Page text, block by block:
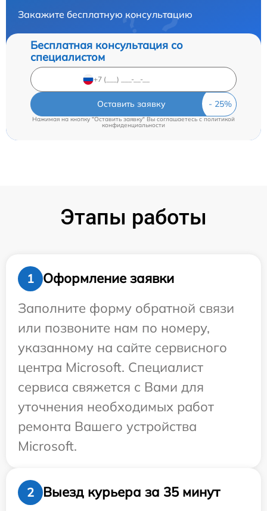
Закажите бесплатную консультацию
Бесплатная консультация со
специалистом
Оставить заявку
Нажимая на кнопку "Оставить заявку" Вы соглашаетесь cполитикой
конфиденциальности
Этапы работы
1
Оформление заявки
Заполните форму обратной связи
или позвоните нам по номеру,
указанному на сайте сервисного
центра Microsoft. Специалист
сервиса свяжется с Вами для
уточнения необходимых работ
ремонта Вашего устройства
Microsoft.
2 Выезд курьера за 35 минут